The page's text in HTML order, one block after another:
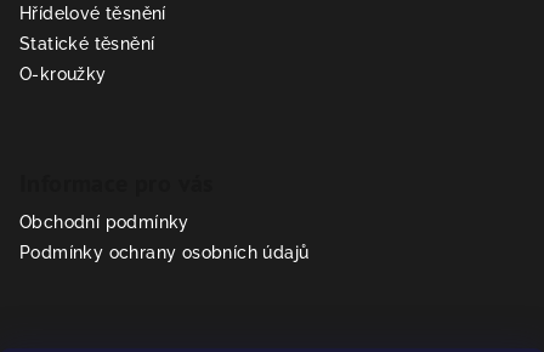
Hřídelové těsnění
Statické těsnění
O-kroužky
Obchodní podmínky
Podmínky ochrany osobních údajů